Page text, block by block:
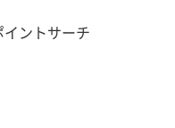
イントサーチ